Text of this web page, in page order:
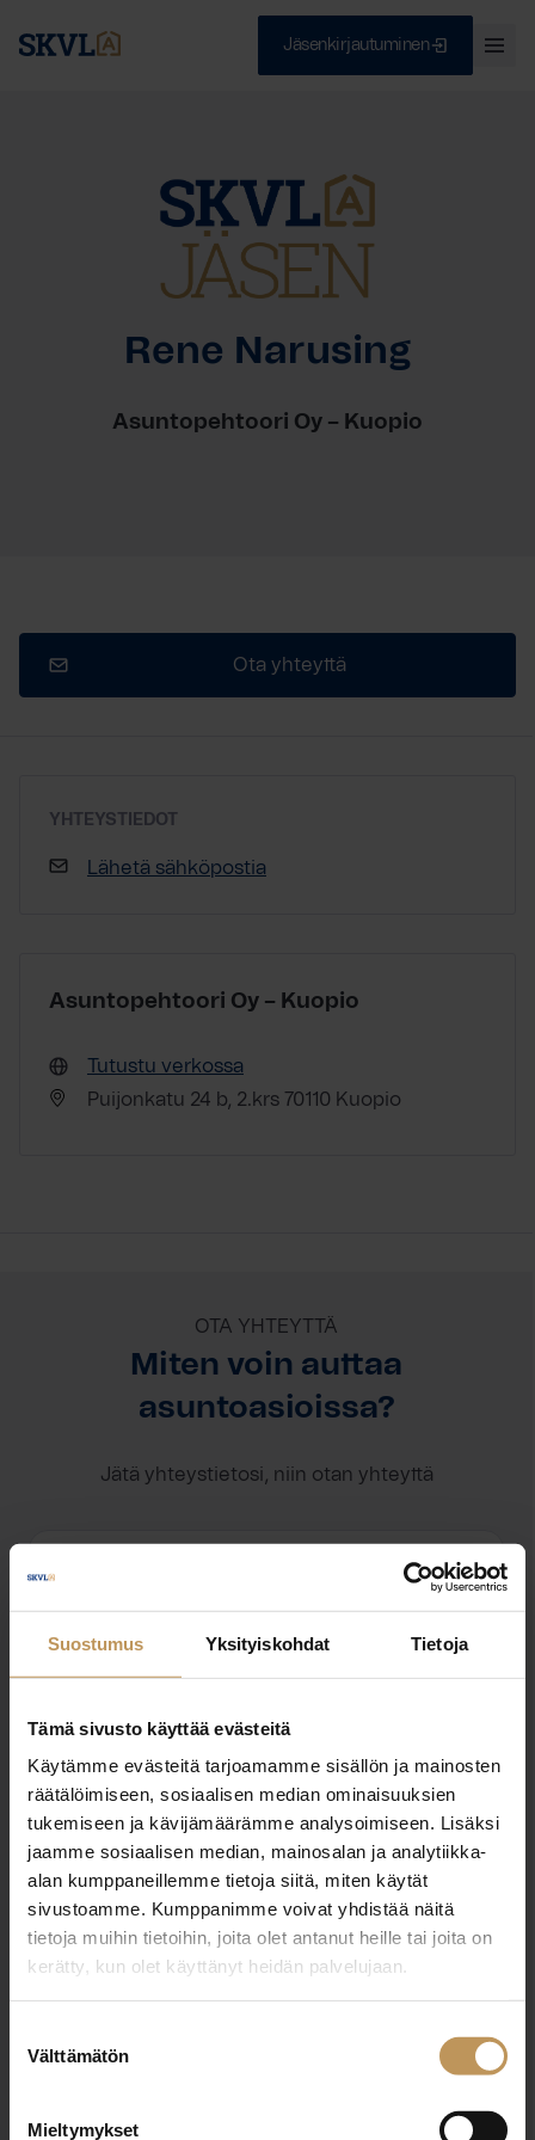
Suostumus Yksityiskohdat Tietoja
Tämä sivusto käyttää evästeitä
Käytämme evästeitä tarjoamamme sisällön ja mainosten
räätälöimiseen, sosiaalisen median ominaisuuksien
tukemiseen ja kävijämäärämme analysoimiseen. Lisäksi
jaamme sosiaalisen median, mainosalan ja analytiikka-
alan kumppaneillemme tietoja siitä, miten käytät
sivustoamme. Kumppanimme voivat yhdistää näitä
tietoja muihin tietoihin, joita olet antanut heille tai joita on
kerätty, kun olet käyttänyt heidän palvelujaan.
valinta
Välttämätön
Mieltymykset
Jäsenkirjautuminen
Rene Narusing
Asuntopehtoori Oy – Kuopio
Ota yhteyttä
YHTEYSTIEDOT
Lähetä sähköpostia
Asuntopehtoori Oy – Kuopio
Tutustu verkossa
Puijonkatu 24 b, 2.krs 70110 Kuopio
OTA YHTEYTTÄ
Miten voin auttaa
asuntoasioissa?
Jätä yhteystietosi, niin otan yhteyttä
"*" näyttää pakolliset kentät
Aihe
Nimi*
Sähköposti